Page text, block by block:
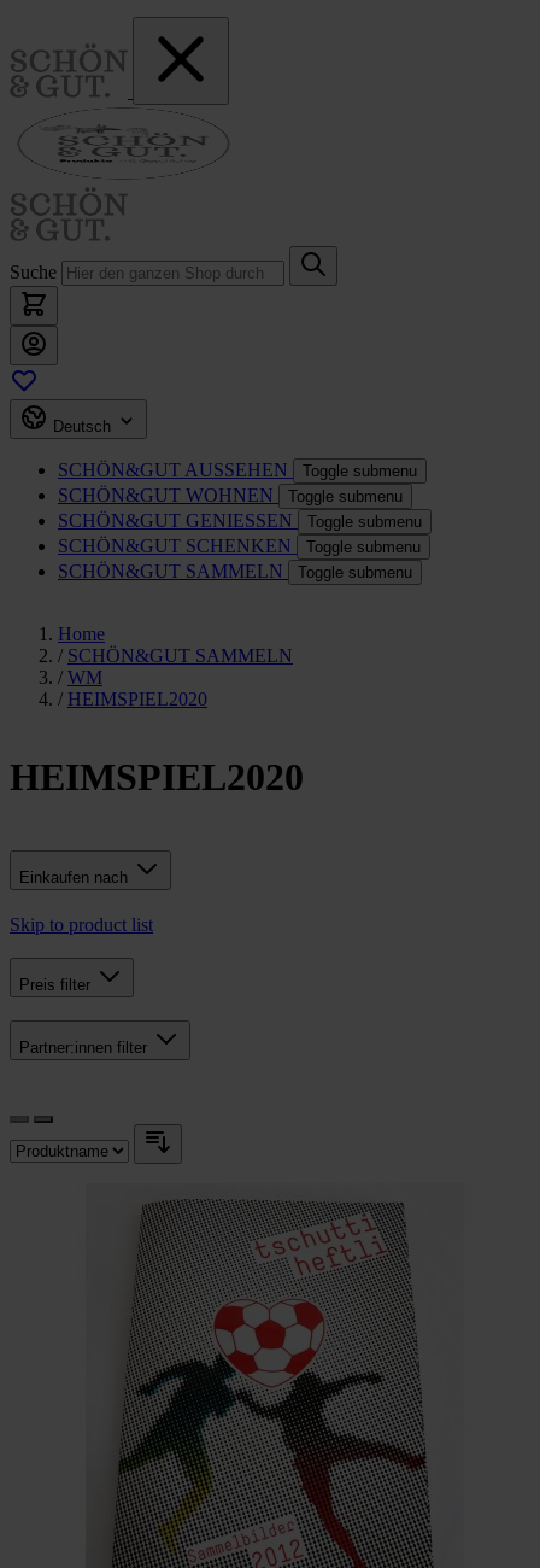
Suche
Deutsch
SCHÖN&GUT AUSSEHEN Toggle submenu
SCHÖN&GUT WOHNEN Toggle submenu
SCHÖN&GUT GENIESSEN Toggle submenu
SCHÖN&GUT SCHENKEN Toggle submenu
SCHÖN&GUT SAMMELN Toggle submenu
Home
/ SCHÖN&GUT SAMMELN
/ WM
/ HEIMSPIEL2020
HEIMSPIEL2020
Einkaufen nach
Skip to product list
Preis filter
Partner:innen filter